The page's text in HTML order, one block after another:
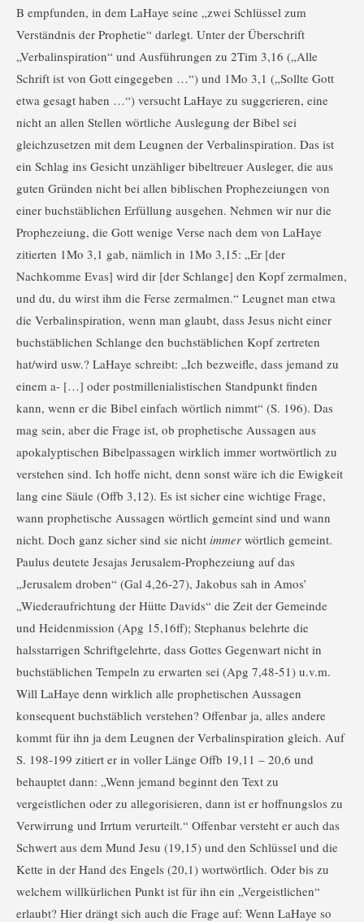
B empfunden, in dem LaHaye seine „zwei Schlüssel zum
Verständnis der Prophetie“ darlegt. Unter der Überschrift
„Verbalinspiration“ und Ausführungen zu 2Tim 3,16 („Alle
Schrift ist von Gott eingegeben …“) und 1Mo 3,1 („Sollte Gott
etwa gesagt haben …“) versucht LaHaye zu suggerieren, eine
nicht an allen Stellen wörtliche Auslegung der Bibel sei
gleichzusetzen mit dem Leugnen der Verbalinspiration. Das ist
ein Schlag ins Gesicht unzähliger bibeltreuer Ausleger, die aus
guten Gründen nicht bei allen biblischen Prophezeiungen von
einer buchstäblichen Erfüllung ausgehen. Nehmen wir nur die
Prophezeiung, die Gott wenige Verse nach dem von LaHaye
zitierten 1Mo 3,1 gab, nämlich in 1Mo 3,15: „Er [der
Nachkomme Evas] wird dir [der Schlange] den Kopf zermalmen,
und du, du wirst ihm die Ferse zermalmen.“ Leugnet man etwa
die Verbalinspiration, wenn man glaubt, dass Jesus nicht einer
buchstäblichen Schlange den buchstäblichen Kopf zertreten
hat/wird usw.? LaHaye schreibt: „Ich bezweifle, dass jemand zu
einem a- […] oder postmillenialistischen Standpunkt finden
kann, wenn er die Bibel einfach wörtlich nimmt“ (S. 196). Das
mag sein, aber die Frage ist, ob prophetische Aussagen aus
apokalyptischen Bibelpassagen wirklich immer wortwörtlich zu
verstehen sind. Ich hoffe nicht, denn sonst wäre ich die Ewigkeit
lang eine Säule (Offb 3,12). Es ist sicher eine wichtige Frage,
wann prophetische Aussagen wörtlich gemeint sind und wann
nicht. Doch ganz sicher sind sie nicht immer wörtlich gemeint.
Paulus deutete Jesajas Jerusalem-Prophezeiung auf das
„Jerusalem droben“ (Gal 4,26-27), Jakobus sah in Amos’
„Wiederaufrichtung der Hütte Davids“ die Zeit der Gemeinde
und Heidenmission (Apg 15,16ff); Stephanus belehrte die
halsstarrigen Schriftgelehrte, dass Gottes Gegenwart nicht in
buchstäblichen Tempeln zu erwarten sei (Apg 7,48-51) u.v.m.
Will LaHaye denn wirklich alle prophetischen Aussagen
konsequent buchstäblich verstehen? Offenbar ja, alles andere
kommt für ihn ja dem Leugnen der Verbalinspiration gleich. Auf
S. 198-199 zitiert er in voller Länge Offb 19,11 – 20,6 und
behauptet dann: „Wenn jemand beginnt den Text zu
vergeistlichen oder zu allegorisieren, dann ist er hoffnungslos zu
Verwirrung und Irrtum verurteilt.“ Offenbar versteht er auch das
Schwert aus dem Mund Jesu (19,15) und den Schlüssel und die
Kette in der Hand des Engels (20,1) wortwörtlich. Oder bis zu
welchem willkürlichen Punkt ist für ihn ein „Vergeistlichen“
erlaubt? Hier drängt sich auch die Frage auf: Wenn LaHaye so